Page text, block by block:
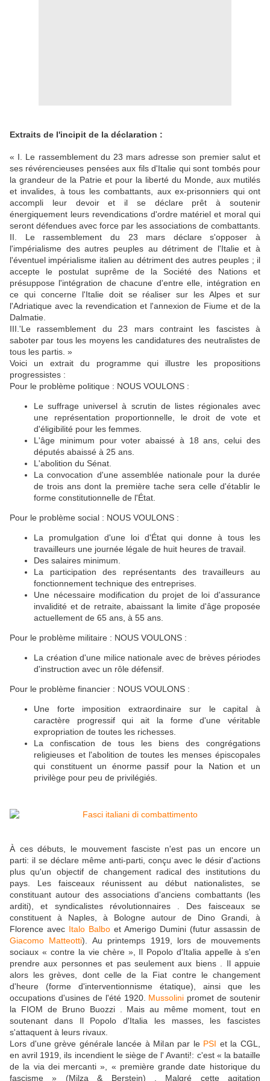
Extraits de l'incipit de la déclaration :
« I. Le rassemblement du 23 mars adresse son premier salut et
ses révérencieuses pensées aux fils d'Italie qui sont tombés pour
la grandeur de la Patrie et pour la liberté du Monde, aux mutilés
et invalides, à tous les combattants, aux ex-prisonniers qui ont
accompli leur devoir et il se déclare prêt à soutenir
énergiquement leurs revendications d'ordre matériel et moral qui
seront défendues avec force par les associations de combattants.
II. Le rassemblement du 23 mars déclare s'opposer à
l'impérialisme des autres peuples au détriment de l'Italie et à
l'éventuel impérialisme italien au détriment des autres peuples ; il
accepte le postulat suprême de la Société des Nations et
présuppose l'intégration de chacune d'entre elle, intégration en
ce qui concerne l'Italie doit se réaliser sur les Alpes et sur
l'Adriatique avec la revendication et l'annexion de Fiume et de la
Dalmatie.
III.'Le rassemblement du 23 mars contraint les fascistes à
saboter par tous les moyens les candidatures des neutralistes de
tous les partis. »
Voici un extrait du programme qui illustre les propositions
progressistes :
Pour le problème politique : NOUS VOULONS :
Le suffrage universel à scrutin de listes régionales avec
une représentation proportionnelle, le droit de vote et
d'éligibilité pour les femmes.
L'âge minimum pour voter abaissé à 18 ans, celui des
députés abaissé à 25 ans.
L'abolition du Sénat.
La convocation d'une assemblée nationale pour la durée
de trois ans dont la première tache sera celle d'établir le
forme constitutionnelle de l'État.
Pour le problème social : NOUS VOULONS :
La promulgation d'une loi d'État qui donne à tous les
travailleurs une journée légale de huit heures de travail.
Des salaires minimum.
La participation des représentants des travailleurs au
fonctionnement technique des entreprises.
Une nécessaire modification du projet de loi d'assurance
invalidité et de retraite, abaissant la limite d'âge proposée
actuellement de 65 ans, à 55 ans.
Pour le problème militaire : NOUS VOULONS :
La création d'une milice nationale avec de brèves périodes
d'instruction avec un rôle défensif.
Pour le problème financier : NOUS VOULONS :
Une forte imposition extraordinaire sur le capital à
caractère progressif qui ait la forme d'une véritable
expropriation de toutes les richesses.
La confiscation de tous les biens des congrégations
religieuses et l'abolition de toutes les menses épiscopales
qui constituent un énorme passif pour la Nation et un
privilège pour peu de privilégiés.
À ces débuts, le mouvement fasciste n'est pas un encore un
parti: il se déclare même anti-parti, conçu avec le désir d'actions
plus qu'un objectif de changement radical des institutions du
pays. Les faisceaux réunissent au début nationalistes, se
constituant autour des associations d'anciens combattants (les
arditi), et syndicalistes révolutionnaires . Des faisceaux se
constituent à Naples, à Bologne autour de Dino Grandi, à
Florence avec Italo Balbo et Amerigo Dumini (futur assassin de
Giacomo Matteotti). Au printemps 1919, lors de mouvements
sociaux « contre la vie chère », Il Popolo d'Italia appelle à s'en
prendre aux personnes et pas seulement aux biens . Il appuie
alors les grèves, dont celle de la Fiat contre le changement
d'heure (forme d'interventionnisme étatique), ainsi que les
occupations d'usines de l'été 1920. Mussolini promet de soutenir
la FIOM de Bruno Buozzi . Mais au même moment, tout en
soutenant dans Il Popolo d'Italia les masses, les fascistes
s'attaquent à leurs rivaux.
Lors d'une grève générale lancée à Milan par le PSI et la CGL,
en avril 1919, ils incendient le siège de l' Avanti!: c'est « la bataille
de la via dei mercanti », « première grande date historique du
fascisme » (Milza & Berstein) . Malgré cette agitation